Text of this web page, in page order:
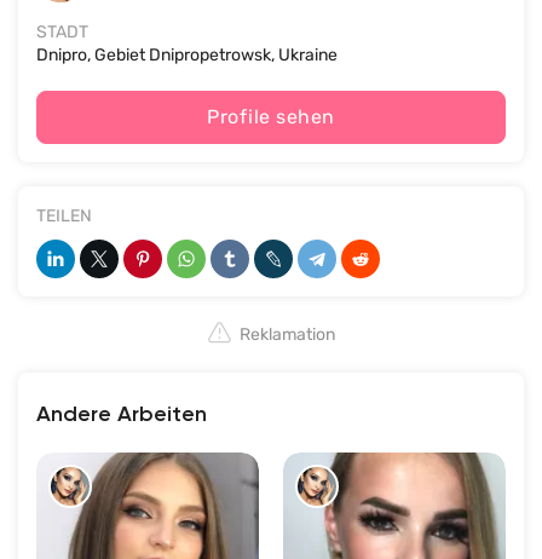
STADT
Dnipro, Gebiet Dnipropetrowsk, Ukraine
Profile sehen
TEILEN
Reklamation
Andere Arbeiten